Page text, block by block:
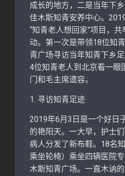
成长的地方，二是当年下
佳木斯知青安养中心。
“知青老人想回家”项目，共
动。第一次是带领18位知
青广场寻访当年知青下乡
4位知青老人到北京看一眼
门和毛主席遗容。
1. 寻访知青足迹
2019年6月3日是一个好日
的艳阳天。一大早，护士
病人分发了新布鞋。18名
乘坐轮椅）乘坐四辆医院
木斯知青广场。一直木讷